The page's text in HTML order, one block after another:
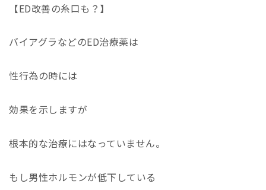
【ED改善の糸口も？】
バイアグラなどのED治療薬は
性行為の時には
効果を示しますが
根本的な治療にはなっていません。
もし男性ホルモンが低下している